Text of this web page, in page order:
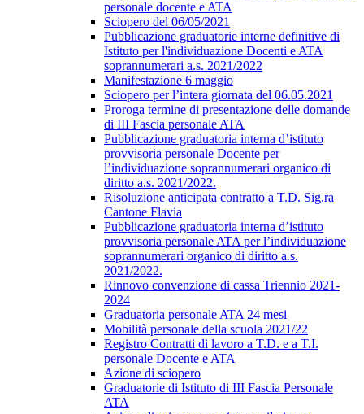
personale docente e ATA
Sciopero del 06/05/2021
Pubblicazione graduatorie interne definitive di
Istituto per l'individuazione Docenti e ATA
soprannumerari a.s. 2021/2022
Manifestazione 6 maggio
Sciopero per l’intera giornata del 06.05.2021
Proroga termine di presentazione delle domande
di III Fascia personale ATA
Pubblicazione graduatoria interna d’istituto
provvisoria personale Docente per
l’individuazione soprannumerari organico di
diritto a.s. 2021/2022.
Risoluzione anticipata contratto a T.D. Sig.ra
Cantone Flavia
Pubblicazione graduatoria interna d’istituto
provvisoria personale ATA per l’individuazione
soprannumerari organico di diritto a.s.
2021/2022.
Rinnovo convenzione di cassa Triennio 2021-
2024
Graduatoria personale ATA 24 mesi
Mobilità personale della scuola 2021/22
Registro Contratti di lavoro a T.D. e a T.I.
personale Docente e ATA
Azione di sciopero
Graduatorie di Istituto di III Fascia Personale
ATA